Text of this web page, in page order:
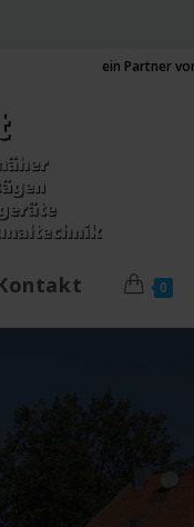
ein Partner
0